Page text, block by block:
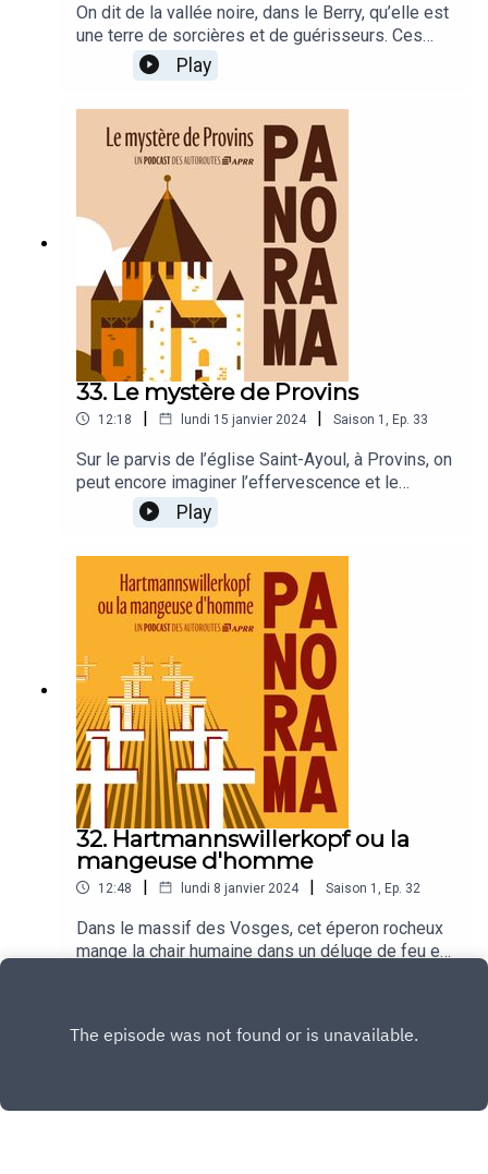
On dit de la vallée noire, dans le Berry, qu’elle est
une terre de sorcières et de guérisseurs. Ces
légendes et superstitions ont nourri l’œuvre de
George Sand, de leurs mystères, mais elles
Frédéric Chopin.
Play
33. Le mystère de Provins
12:18 | lundi 15 janvier 2024 | Saison 1 Ep. 33
Sur le parvis de l’église Saint-Ayoul, à Provins, on
peut encore imaginer l’effervescence et le
tumulte des célèbres foires qui s’y tinrent au
Moyen-Âge et firent la fortune de la ville. Mais
elles trouvées en ce lieu ?
Play
32. Hartmannswillerkopf ou la
mangeuse d'homme
12:48 | lundi 8 janvier 2024 | Saison 1 Ep. 32
Dans le massif des Vosges, cet éperon rocheux
mange la chair humaine dans un déluge de feu et
alors, délicate et mystérieuse, une apparition